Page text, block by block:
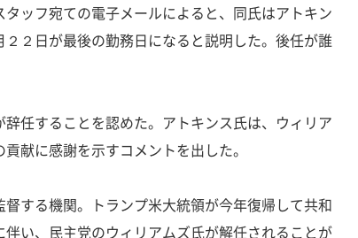
ッフ宛ての電子メールによると、同氏はアトキン
２日が最後の勤務日になると説明した。後任が誰
任することを認めた。アトキンス氏は、ウィリア
献に感謝を示すコメントを出した。
する機関。トランプ米大統領が今年復帰して共和
い、民主党のウィリアムズ氏が解任されることが